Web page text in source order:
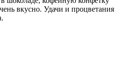
вкусно. Удачи и процветания